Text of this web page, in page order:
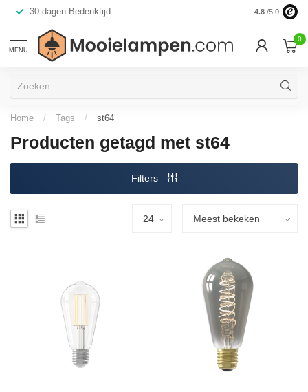
30 dagen Bedenktijd Verzending
4.8 /5.0
MENU
0
Home / Tags / st64
Producten getagd met st64
Filters